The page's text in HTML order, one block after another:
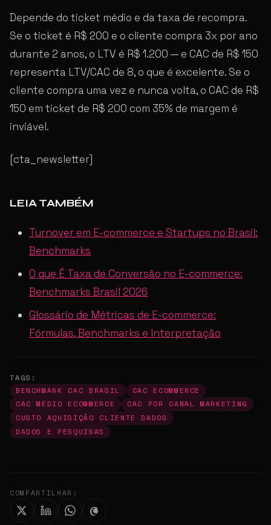
Depende do ticket médio e da taxa de recompra.
Se o ticket é R$ 200 e o cliente compra 3x por ano
durante 2 anos, o LTV é R$ 1.200 — e CAC de R$ 150
representa LTV/CAC de 8, o que é excelente. Se o
cliente compra uma vez e nunca volta, o CAC de R$
150 em ticket de R$ 200 com 35% de margem é
inviável.
[cta_newsletter]
LEIA TAMBÉM
Turnover em E-commerce e Startups no Brasil:
Benchmarks
O que É Taxa de Conversão no E-commerce:
Benchmarks Brasil 2026
Glossário de Métricas de E-commerce:
Fórmulas, Benchmarks e Interpretação
TAGS:
BENCHMARK CAC BRASIL
CAC ECOMMERCE
CAC MÉDIO ECOMMERCE
CAC POR CANAL MARKETING
CUSTO AQUISIÇÃO CLIENTE DADOS
DADOS E PESQUISAS
COMPARTILHAR: